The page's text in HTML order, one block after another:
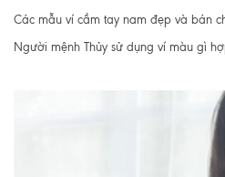
Các mẫu ví cầm tay nam đẹp và bán
Người mệnh Thủy sử dụng ví màu gì